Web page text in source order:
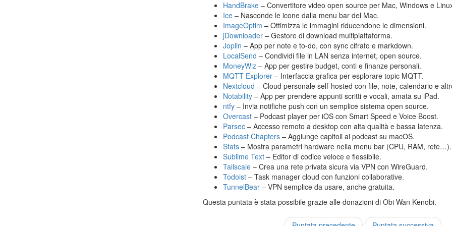
HandBrake – Convertitore video open source per Mac, Windows e
Ice – Nasconde le icone dalla menu bar del Mac.
ImageOptim – Ottimizza le immagini riducendone le dimensioni.
jDownloader – Gestore di download multipiattaforma.
Joplin – App per note e to-do, con sync cifrato e markdown.
LocalSend – Condividi file in LAN senza internet, open source.
MoneyWiz – App per gestire budget, conti e finanze personali.
MQTT Explorer – Interfaccia grafica per esplorare topic MQTT.
Nextcloud – Cloud personale self-hosted con file, note, calendario e
Notability – App per prendere appunti scritti e vocali, amata su iPad.
ntfy – Invia notifiche push con un semplice sistema open source.
Overcast – Podcast player per iOS con Smart Speed e Voice Boost.
Parsec – Accesso remoto a desktop con alta qualità e bassa latenza.
Podcast Chapters – Aggiunge capitoli ai podcast su macOS.
Stats – Mostra parametri hardware nella menu bar (CPU, RAM, rete…).
Sublime Text – Editor di codice veloce e flessibile.
Tailscale – Crea una rete privata sicura via VPN con WireGuard.
Todoist – Task manager cloud con funzioni collaborative.
TunnelBear – VPN semplice da usare, anche gratuita.
Questa puntata è stata possibile grazie alle donazioni di Obi Wan Kenobi.